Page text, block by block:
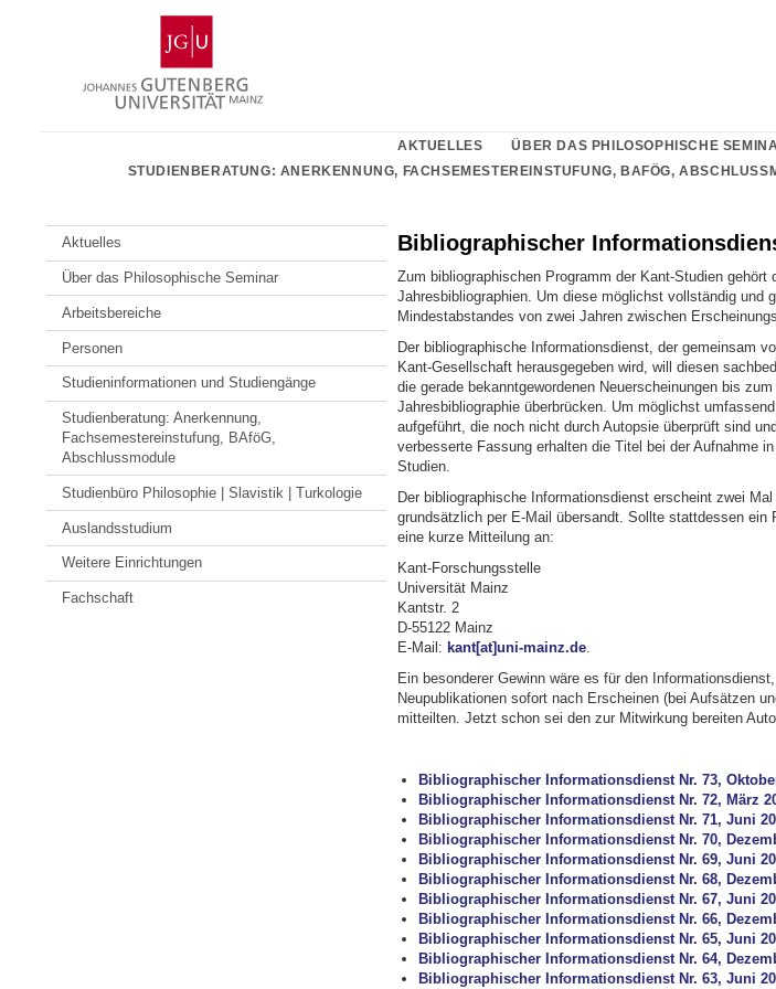
Gutenberg-
Universität
Mainz
AKTUELLES ÜBER DAS PHILOSOPHISCHE
STUDIENBERATUNG: ANERKENNUNG, FACHSEMESTEREINSTUFUNG, BAFÖG,
Aktuelles
Über das Philosophische Seminar
Arbeitsbereiche
Personen
Studieninformationen und Studiengänge
Studienberatung: Anerkennung,
Fachsemestereinstufung, BAföG,
Abschlussmodule
Studienbüro Philosophie | Slavistik | Turkologie
Auslandsstudium
Weitere Einrichtungen
Fachschaft
Bibliographischer
Zum bibliographischen Programm der Kant-Studien
Jahresbibliographien. Um diese möglichst vollständig und
Mindestabstandes von zwei Jahren zwischen
Der bibliographische Informationsdienst, der gemeinsam
Kant-Gesellschaft herausgegeben wird, will diesen
die gerade bekanntgewordenen Neuerscheinungen bis
Jahresbibliographie überbrücken. Um möglichst
aufgeführt, die noch nicht durch Autopsie überprüft sind
verbesserte Fassung erhalten die Titel bei der Aufnahme
Studien.
Der bibliographische Informationsdienst erscheint zwei
grundsätzlich per E-Mail übersandt. Sollte stattdessen ein
eine kurze Mitteilung an:
Kant-Forschungsstelle
Universität Mainz
Kantstr. 2
D-55122 Mainz
E-Mail: kant[at]uni-mainz.de.
Ein besonderer Gewinn wäre es für den
Neupublikationen sofort nach Erscheinen (bei Aufsätzen
mitteilten. Jetzt schon sei den zur Mitwirkung bereiten
Bibliographischer Informationsdienst Nr. 73,
Bibliographischer Informationsdienst Nr. 72, März
Bibliographischer Informationsdienst Nr. 71, Juni
Bibliographischer Informationsdienst Nr. 70,
Bibliographischer Informationsdienst Nr. 69, Juni
Bibliographischer Informationsdienst Nr. 68,
Bibliographischer Informationsdienst Nr. 67, Juni
Bibliographischer Informationsdienst Nr. 66,
Bibliographischer Informationsdienst Nr. 65, Juni
Bibliographischer Informationsdienst Nr. 64,
Bibliographischer Informationsdienst Nr. 63, Juni